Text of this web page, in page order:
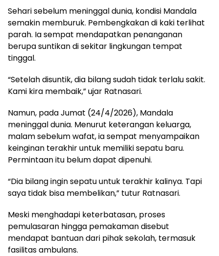
Sehari sebelum meninggal dunia, kondisi Mandala
semakin memburuk. Pembengkakan di kaki terlihat
parah. Ia sempat mendapatkan penanganan
berupa suntikan di sekitar lingkungan tempat
tinggal.
“Setelah disuntik, dia bilang sudah tidak terlalu sakit.
Kami kira membaik,” ujar Ratnasari.
Namun, pada Jumat (24/4/2026), Mandala
meninggal dunia. Menurut keterangan keluarga,
malam sebelum wafat, ia sempat menyampaikan
keinginan terakhir untuk memiliki sepatu baru.
Permintaan itu belum dapat dipenuhi.
“Dia bilang ingin sepatu untuk terakhir kalinya. Tapi
saya tidak bisa membelikan,” tutur Ratnasari.
Meski menghadapi keterbatasan, proses
pemulasaran hingga pemakaman disebut
mendapat bantuan dari pihak sekolah, termasuk
fasilitas ambulans.